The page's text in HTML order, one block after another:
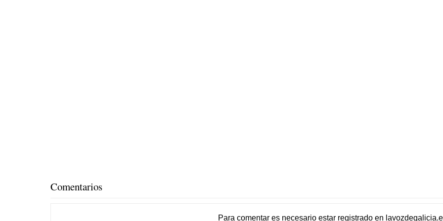
Comentarios
Para comentar es necesario estar registradoen